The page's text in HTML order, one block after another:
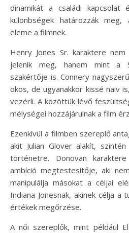
dinamikát a családi kapcsolat
különbségek határozzák meg,
eleme a filmnek.
Henry Jones Sr. karaktere
jelenik meg, hanem mint a
szakértője is. Connery
okos, de ugyanakkor kissé naiv
vezérli. A közöttük lévő
mélységei hozzájárulnak a film
Ezenkívül a filmben szereplő
akit Julian Glover alakít,
történetre. Donovan
ambíció megtestesítője, aki
manipulálja másokat a céljai
Indiana Jonesnak, akinek célja
értékek megőrzése.
A női szereplők, mint például